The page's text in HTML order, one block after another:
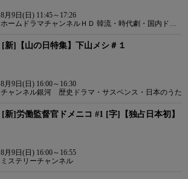
8月9日(日) 11:45～17:26
ホームドラマチャンネルＨＤ 韓流・時代劇・国内ドラ
[新]【山の日特集】下山メシ＃１
8月9日(日) 16:00～16:30
チャンネル銀河 歴史ドラマ・サスペンス・日本のうた
[新]労働監督官ドメニコ #1 [字]【独占日本初】
8月9日(日) 16:00～16:55
ミステリーチャンネル